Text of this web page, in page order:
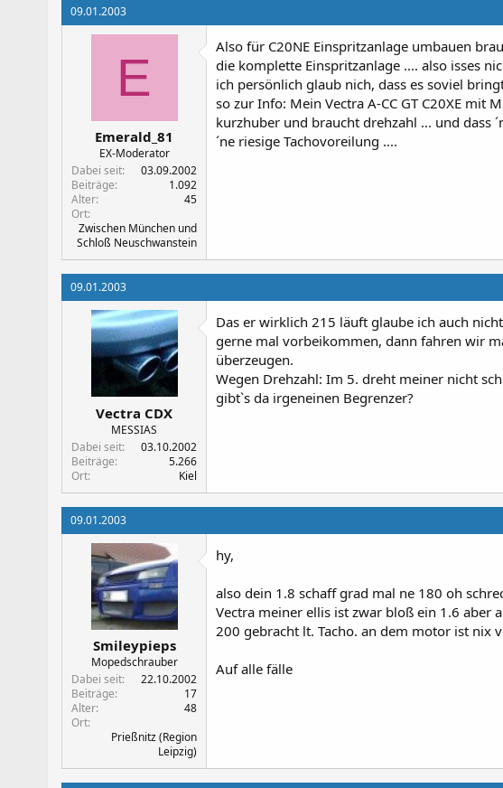
09.01.2003
E
Emerald_81
EX-Moderator
Dabei seit
03.09.2002
Beiträge
1.092
Alter
45
Ort
Zwischen München und
Schloß Neuschwanstein
Also für C20NE Einspritzanlage umbauen
die komplette Einspritzanlage .... also isses
ich persönlich glaub nich, dass es soviel
so zur Info: Mein Vectra A-CC GT C20XE mit
kurzhuber und braucht drehzahl ... und dass
´ne riesige Tachovoreilung ....
09.01.2003
Vectra CDX
MESSIAS
Dabei seit
03.10.2002
Beiträge
5.266
Ort
Kiel
Das er wirklich 215 läuft glaube ich auch
gerne mal vorbeikommen, dann fahren wir
überzeugen.
Wegen Drehzahl: Im 5. dreht meiner nicht
gibt`s da irgeneinen Begrenzer?
09.01.2003
Smileypieps
Mopedschrauber
Dabei seit
22.10.2002
Beiträge
17
Alter
48
Ort
Prießnitz (Region
Leipzig)
hy,
also dein 1.8 schaff grad mal ne 180 oh
Vectra meiner ellis ist zwar bloß ein 1.6 aber
200 gebracht lt. Tacho. an dem motor ist nix
Auf alle fälle